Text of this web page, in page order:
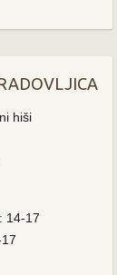
hiši
14-17